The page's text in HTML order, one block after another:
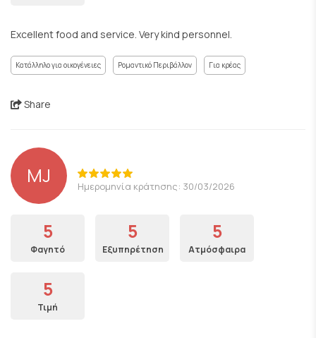
Excellent food and service. Very kind personnel.
Κατάλληλο για οικογένειες Ρομαντικό Περιβάλλον Για κρέας
Share
MJ Ημερομηνία κράτησης: 30/03/2026
5
Φαγητό
5
Εξυπηρέτηση
5
Ατμόσφαιρα
5
Τιμή